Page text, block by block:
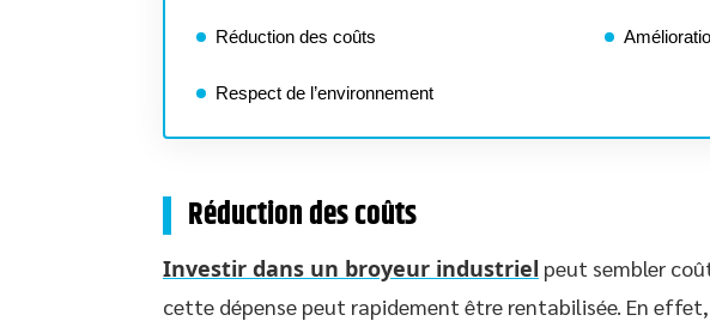
Réduction des coûts
Respect de l’environnement
Réduction des coûts
Investir dans un broyeur industriel peut sembler
cette dépense peut rapidement être rentabilisée. En